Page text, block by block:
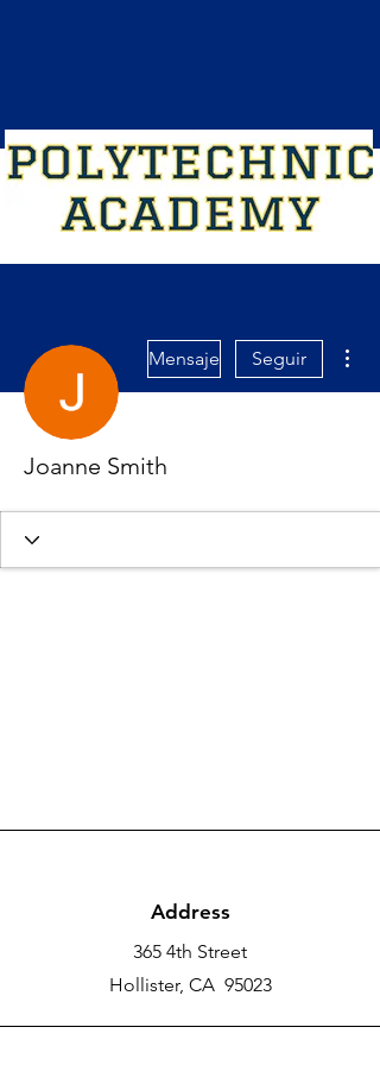
Mensaje Seguir
Joanne Smith
Address
365 4th Street
Hollister, CA 95023